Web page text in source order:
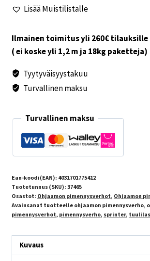
määräLisää Muistilistalle
Ilmainen toimitus yli 260€ tilauksille
( ei koske yli 1,2 m ja 18kg paketteja)
Tyytyväisyystakuu
Turvallinen maksu
Turvallinen maksu
Ean-koodi(EAN): 4031701775412
Tuotetunnus (SKU): 37465
Osastot: Ohjaamon pimennysverhot, Ohjaamon
Avainsanat tuotteelle ohjaamon pimennysverho,
pimennysverhot, pimennysverho, sprinter,
Kuvaus